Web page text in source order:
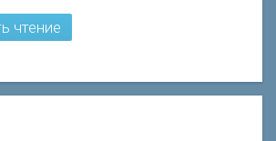
чтение